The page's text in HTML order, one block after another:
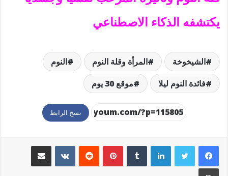
يكتشفه الذكاء الاصطناعي
الشيخوخة المرأة وقلة النوم
النوم
فائدة النوم ليلا
موقع 30 يوم
نسخ الرابط
لينكدإن بينتيريست مشاركة عبر البريد
طباعة